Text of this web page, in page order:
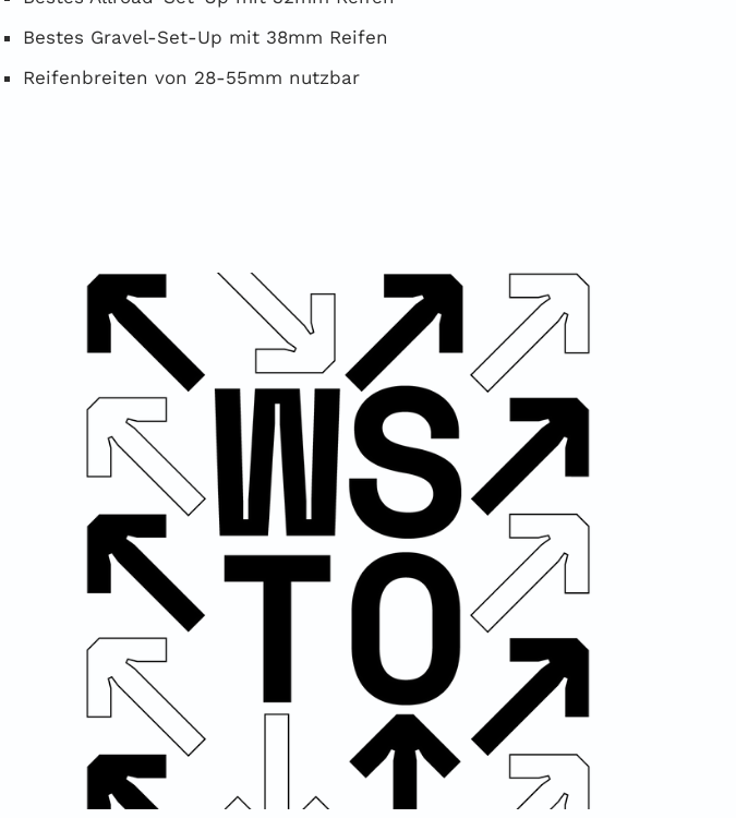
Bestes Gravel-Set-Up mit 38mm Reifen
Reifenbreiten von 28-55mm nutzbar